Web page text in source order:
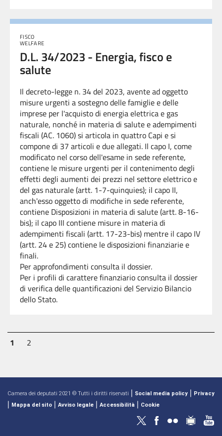
FISCO
WELFARE
D.L. 34/2023 - Energia, fisco e
salute
Il decreto-legge n. 34 del 2023, avente ad oggetto
misure urgenti a sostegno delle famiglie e delle
imprese per l'acquisto di energia elettrica e gas
naturale, nonché in materia di salute e adempimenti
fiscali (AC. 1060) si articola in quattro Capi e si
compone di 37 articoli e due allegati. Il capo I, come
modificato nel corso dell'esame in sede referente,
contiene le misure urgenti per il contenimento degli
effetti degli aumenti dei prezzi nel settore elettrico e
del gas naturale (artt. 1-7-quinquies); il capo II,
anch'esso oggetto di modifiche in sede referente,
contiene Disposizioni in materia di salute (artt. 8-16-
bis); il capo III contiene misure in materia di
adempimenti fiscali (artt. 17-23-bis) mentre il capo IV
(artt. 24 e 25) contiene le disposizioni finanziarie e
finali.
Per approfondimenti consulta il dossier.
Per i profili di carattere finanziario consulta il dossier
di verifica delle quantificazioni del Servizio Bilancio
dello Stato.
1 2
Camera dei deputati 2021 © Tutti i diritti riservati | Social media policy | Privacy
| Mappa del sito | Avviso legale | Accessibilità | Cookie